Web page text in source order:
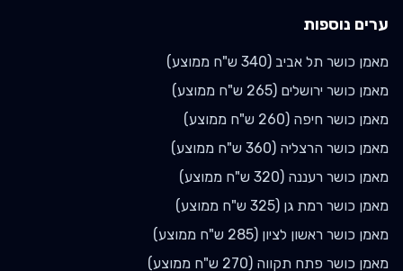
ערים נוספות
מאמן כושר תל אביב (
340 ש"ח ממוצע)
מאמן כושר ירושלים (
265 ש"ח ממוצע)
מאמן כושר חיפה (
260 ש"ח ממוצע)
מאמן כושר הרצליה (
360 ש"ח ממוצע)
מאמן כושר רעננה (
320 ש"ח ממוצע)
מאמן כושר רמת גן (
325 ש"ח ממוצע)
מאמן כושר ראשון לציון (
285 ש"ח ממוצע)
מאמן כושר פתח תקווה (
270 ש"ח ממוצע)